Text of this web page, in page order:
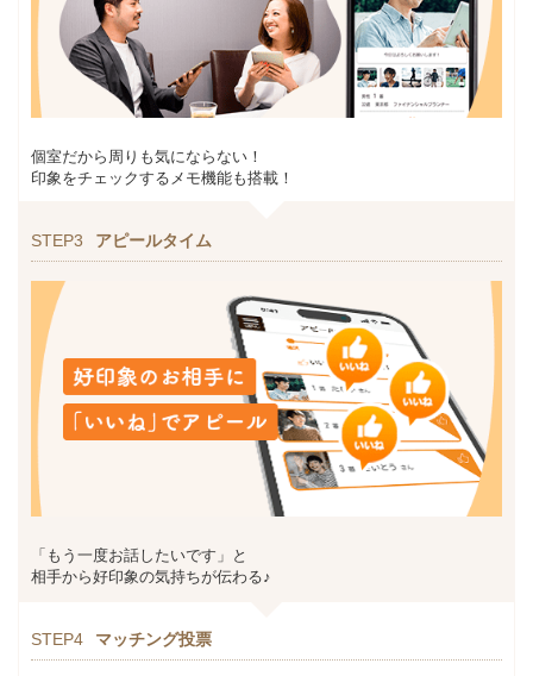
個室だから周りも気にならない！
印象をチェックするメモ機能も搭載！
STEP3 アピールタイム
「もう一度お話したいです」と
相手から好印象の気持ちが伝わる♪
STEP4 マッチング投票